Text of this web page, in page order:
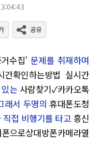
수집' 문제를 취재하며
간확인하는방법 실시간
는사람찾기✓카카오톡
래서 두명의 휴대폰도청
직접 비행기를 타고 흥신
으로상대방폰카메라열